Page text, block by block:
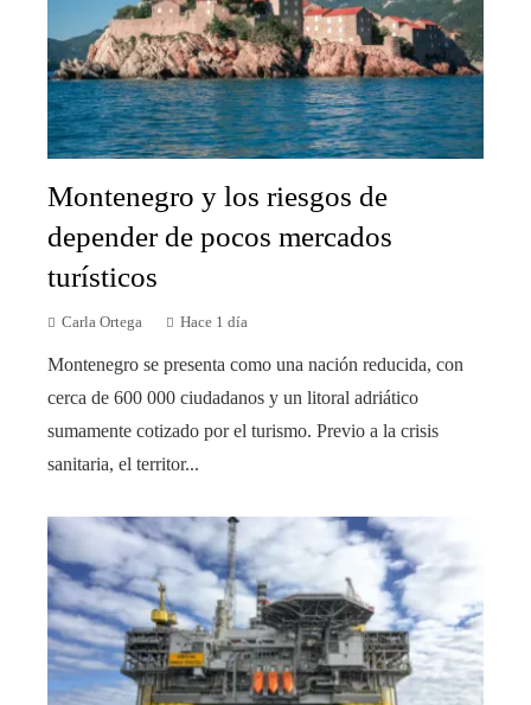
Montenegro y los riesgos de
depender de pocos mercados
turísticos
Carla Ortega Hace 1 día
Montenegro se presenta como una nación reducida, con
cerca de 600 000 ciudadanos y un litoral adriático
sumamente cotizado por el turismo. Previo a la crisis
sanitaria, el territor...